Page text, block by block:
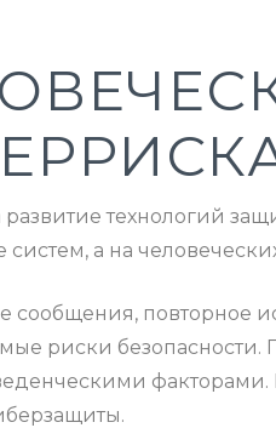
развитие технологий
систем, а на
повторное
риски безопасности.